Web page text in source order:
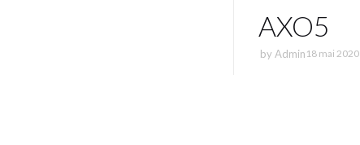
AXO5
by Admin 18 mai 2020